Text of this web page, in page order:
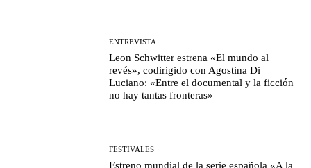
ENTREVISTA
Leon Schwitter estrena «El mundo al
revés», codirigido con Agostina Di
Luciano: «Entre el documental y la ficción
no hay tantas fronteras»
FESTIVALES
Estreno mundial de la serie española «A la